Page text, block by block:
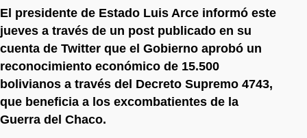
El presidente de Estado Luis Arce informó este
jueves a través de un post publicado en su
cuenta de Twitter que el Gobierno aprobó un
reconocimiento económico de 15.500
bolivianos a través del Decreto Supremo 4743,
que beneficia a los excombatientes de la
Guerra del Chaco.